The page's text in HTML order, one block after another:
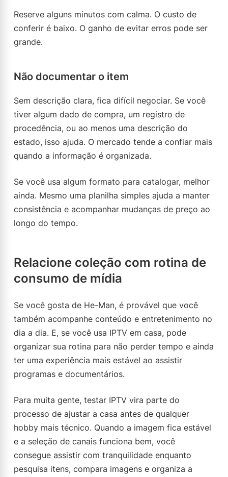
Reserve alguns minutos com calma. O custo de
conferir é baixo. O ganho de evitar erros pode ser
grande.
Não documentar o item
Sem descrição clara, fica difícil negociar. Se você
tiver algum dado de compra, um registro de
procedência, ou ao menos uma descrição do
estado, isso ajuda. O mercado tende a confiar mais
quando a informação é organizada.
Se você usa algum formato para catalogar, melhor
ainda. Mesmo uma planilha simples ajuda a manter
consistência e acompanhar mudanças de preço ao
longo do tempo.
Relacione coleção com rotina de
consumo de mídia
Se você gosta de He-Man, é provável que você
também acompanhe conteúdo e entretenimento no
dia a dia. E, se você usa IPTV em casa, pode
organizar sua rotina para não perder tempo e ainda
ter uma experiência mais estável ao assistir
programas e documentários.
Para muita gente, testar IPTV vira parte do
processo de ajustar a casa antes de qualquer
hobby mais técnico. Quando a imagem fica estável
e a seleção de canais funciona bem, você
consegue assistir com tranquilidade enquanto
pesquisa itens, compara imagens e organiza a